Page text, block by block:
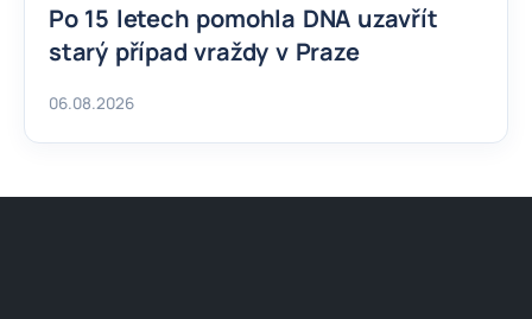
Po 15 letech pomohla DNA uzavřít
starý případ vraždy v Praze
06.08.2026